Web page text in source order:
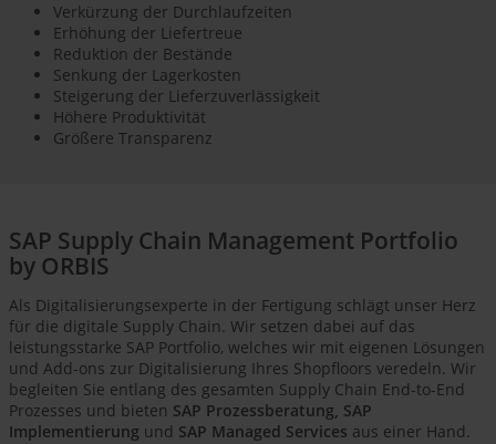
Verkürzung der Durchlaufzeiten
Erhöhung der Liefertreue
Reduktion der Bestände
Senkung der Lagerkosten
Steigerung der Lieferzuverlässigkeit
Höhere Produktivität
Größere Transparenz
SAP Supply Chain Management Portfolio
by ORBIS
Als Digitalisierungsexperte in der Fertigung schlägt unser Herz
für die digitale Supply Chain. Wir setzen dabei auf das
leistungsstarke SAP Portfolio, welches wir mit eigenen Lösungen
und Add-ons zur Digitalisierung Ihres Shopfloors veredeln. Wir
begleiten Sie entlang des gesamten Supply Chain End-to-End
Prozesses und bieten SAP Prozessberatung, SAP
Implementierung und SAP Managed Services aus einer Hand.